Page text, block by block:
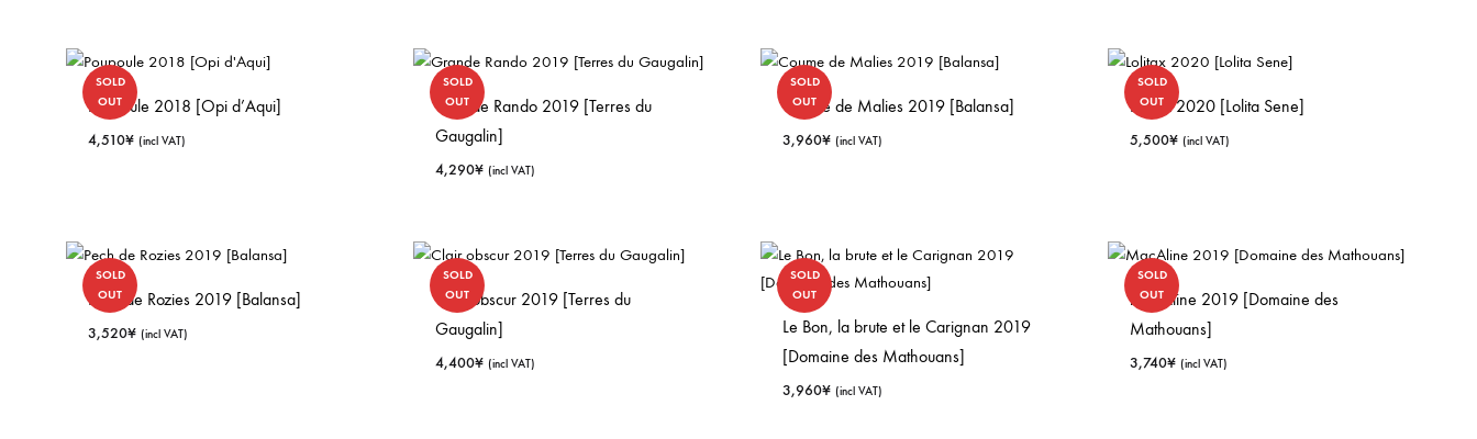
SOLD
OUT
Poupoule 2018 [Opi d’Aqui]
4,510¥ (incl VAT)
SOLD
OUT
Grande Rando 2019 [Terres du
Gaugalin]
4,290¥ (incl VAT)
SOLD
OUT
Coume de Malies 2019 [Balansa]
3,960¥ (incl VAT)
SOLD
OUT
Lolitax 2020 [Lolita Sene]
5,500¥ (incl VAT)
SOLD
OUT
Pech de Rozies 2019 [Balansa]
3,520¥ (incl VAT)
SOLD
OUT
Clair obscur 2019 [Terres du
Gaugalin]
4,400¥ (incl VAT)
SOLD
OUT
Le Bon, la brute et le Carignan 2019
[Domaine des Mathouans]
3,960¥ (incl VAT)
SOLD
OUT
MacAline 2019 [Domaine des
Mathouans]
3,740¥ (incl VAT)